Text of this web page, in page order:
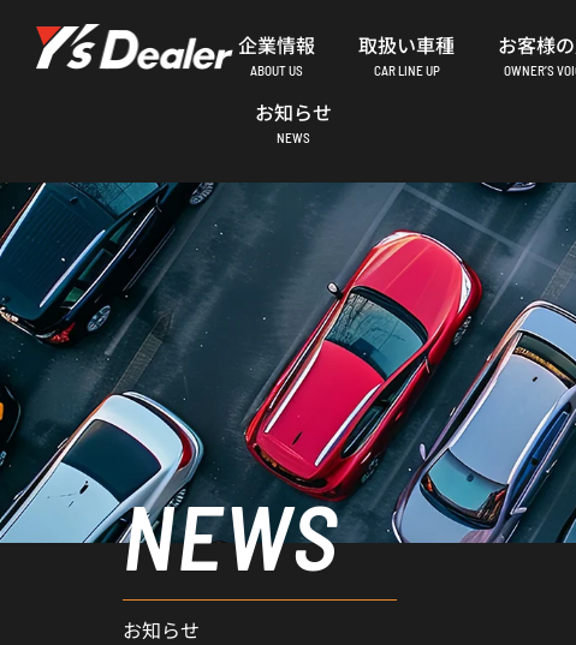
ッ
プ
企業情報
ABOUT US
取扱い車種
CAR LINE UP
お客様
OWNER’S
お知らせ
NEWS
NEWS
お知らせ